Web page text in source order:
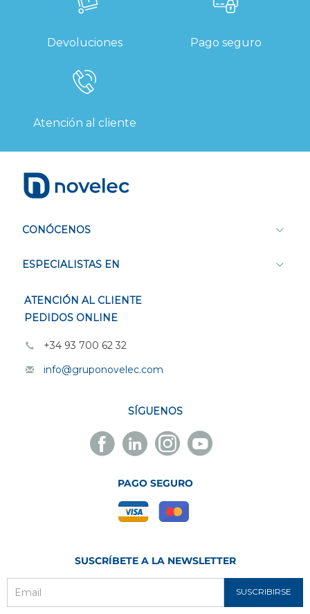
Devoluciones Pago seguro
Atención al cliente
CONÓCENOS
ESPECIALISTAS EN
ATENCIÓN AL CLIENTE
PEDIDOS ONLINE
+34 93 700 62 32
info@gruponovelec.com
SÍGUENOS
Facebook
Novelec
Linkedin
Novelec
Instagram
Novelec
Youtube
Novelec
PAGO SEGURO
SUSCRÍBETE A LA NEWSLETTER
SUSCRIBIRSE